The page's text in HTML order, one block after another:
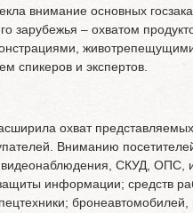
внимание основных
зарубежья – охватом
животрепещущими
спикеров и экспертов.
охват представляемых
Вниманию
СКУД, ОПС,
информации; средств